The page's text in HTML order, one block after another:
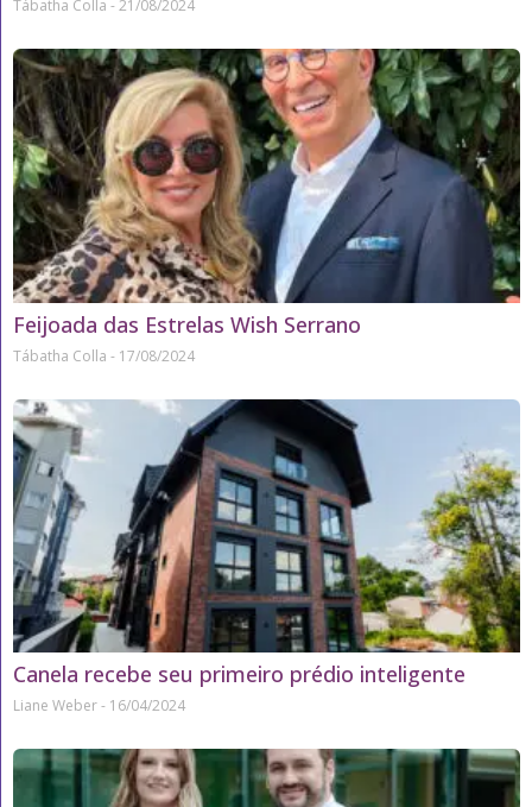
Tábatha Colla 21/08/2024
Feijoada das Estrelas Wish Serrano
Tábatha Colla 17/08/2024
Canela recebe seu primeiro prédio inteligente
Liane Weber 16/04/2024